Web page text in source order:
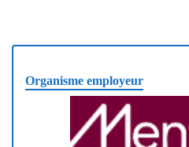
Organisme employeur